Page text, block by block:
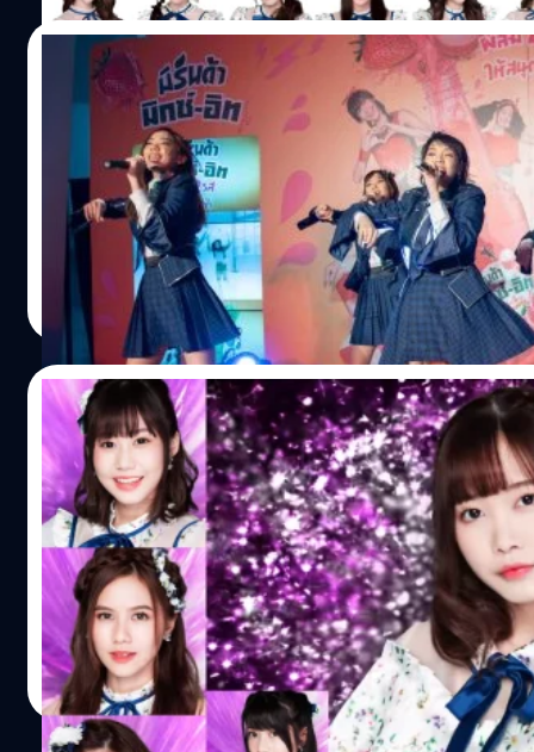
https://www.facebook.com/bnk48official.cherprang/
31 ส.ค. 2561…
28/08/2018
[อัลบั้มภาพ] งานเปิดตัว BNK48 x Mirinda
หลังจากที่เราได้เสนอข่าวไปก่อนหน้านี้ ถึงการเป็นพรีเซนเต
2561) Mirinda Mix-it x BNK48 ก็ได้จัดให้มีกิจกรรม ฟินจั
สุดกับ BNK48 ก็มีกิจกรรมบนเวทีไปชมภาพสวยๆ กันครับ
จาก BNK48 ภายใต้แบรนด์มิรินด้า มิกซ์-อิท เครื่องดื่มกลิ่น
โดยการเป็นพรีเซนเตอร์ในครั้งนี้ประกอบไปด้วยสมาชิก
ปราง CherPrangBNK48 เฌอปราง อารีย์กุล l เนย
รพฤทธานนท์ l ปัญ PunBNK48 ปัญสิกรณ์ ติยะกร l ตาหวาน
Meechok Dechpokasup| 2903 days ago
Read More
19/08/2018
BNK48 ทำเซอร์ไพรส์อีกชุด ประกาศ เซ็มบัตสึ
& โครงการพิเศษคอนเสิร์ตที่ Produced โดย
BNK48 ทำเซอร์ไพรส์ 2 วันติด เมื่องานก็ เซอร์ไพรส์ประกาศ
คือ...เมโลดี้ กลางงานจับมือ วันนี้จัดมาอีกสองเรื่องพร้อมๆ กั
เส้นทาง ซึ่งถือเป็นครั้งแรกของการเป็น Center ของน้อง
Produced โดย PupeBNK48 มีแอร์ไทม์แล้วนะคุณปู๊บบ ประ
รายชื่อมีดังนี้ PupeBNK48 (Center) https://
https://www.instagram.com/pupe.bnk48official/
https://www.facebook.com/bnk48official.jennis/
KateBNK48 https://www.facebook.com/
Meechok Dechpokasup| 2911 days ago
Read More